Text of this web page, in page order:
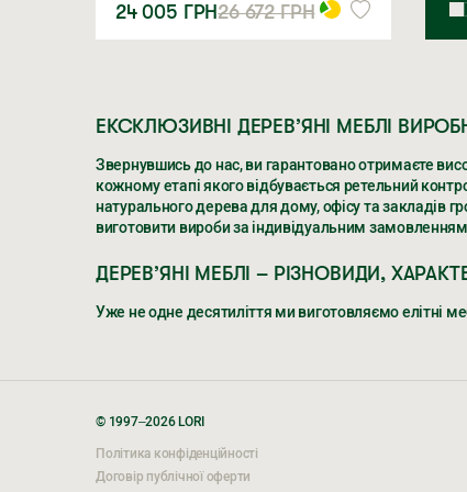
24 005 ГРН26 672ГРН
ЕКСКЛЮЗИВНІ ДЕРЕВ’ЯНІ МЕБЛІ
Звернувшись до нас, ви гарантовано отримаєте
кожному етапі якого відбувається ретельний
натурального дерева для дому, офісу та закладів
виготовити вироби за індивідуальним
ДЕРЕВ’ЯНІ МЕБЛІ – РІЗНОВИДИ,
Уже не одне десятиліття ми виготовляємо елітні
кожному етапі якого відбувається ретельний
натурального дерева для дому, офісу та закладів
виготовити вироби за індивідуальним замовленням.
© 1997–2026 LORI
Політика конфіденційності
Договір публічної оферти